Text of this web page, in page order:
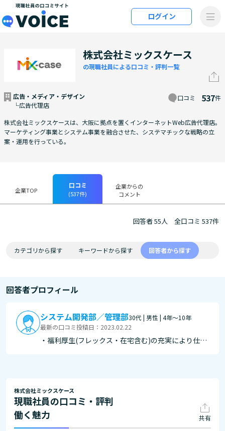
メインコンテンツにスキップ
ログイン
株式会社ミックスケース
の現職社員による口コミ・評判一覧
広告・メディア・デザイン
└広告代理店
口コミ 537件
株式会社ミックスケースは、大阪に拠点を置くインターネットWeb広告代理店。
マーケティング事業とシステム事業を融合させた、システマチックな戦略の立
案・運用を行っている。
企業TOP
口コミ
(537件)
企業からの
コメント
回答者 55人 全口コミ 537件
カテゴリから探す キーワードから探す 回答者から探す
回答者プロフィール
システム開発部／管理部30代 | 男性 | 4年～10年
最新の口コミ投稿日：2023.02.22
・福利厚生(フレックス・在宅含む)の充実により仕
てくれ、またそれに対して検討し問題なければ…
株式会社ミックスケース
現職社員の口コミ・評判
働く魅力
共有